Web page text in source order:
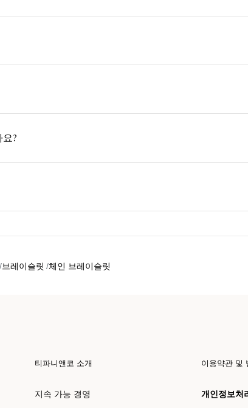
?
브레이슬릿 체인 브레이슬릿
티파니앤코 소개
지속 가능 경영
이용약관 및
개인정보처